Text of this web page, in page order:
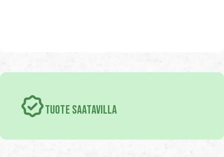
TUOTE SAATAVILLA